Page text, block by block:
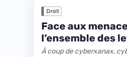
Droit
Face aux
l’ensemble des
À coup de cyberxanax,